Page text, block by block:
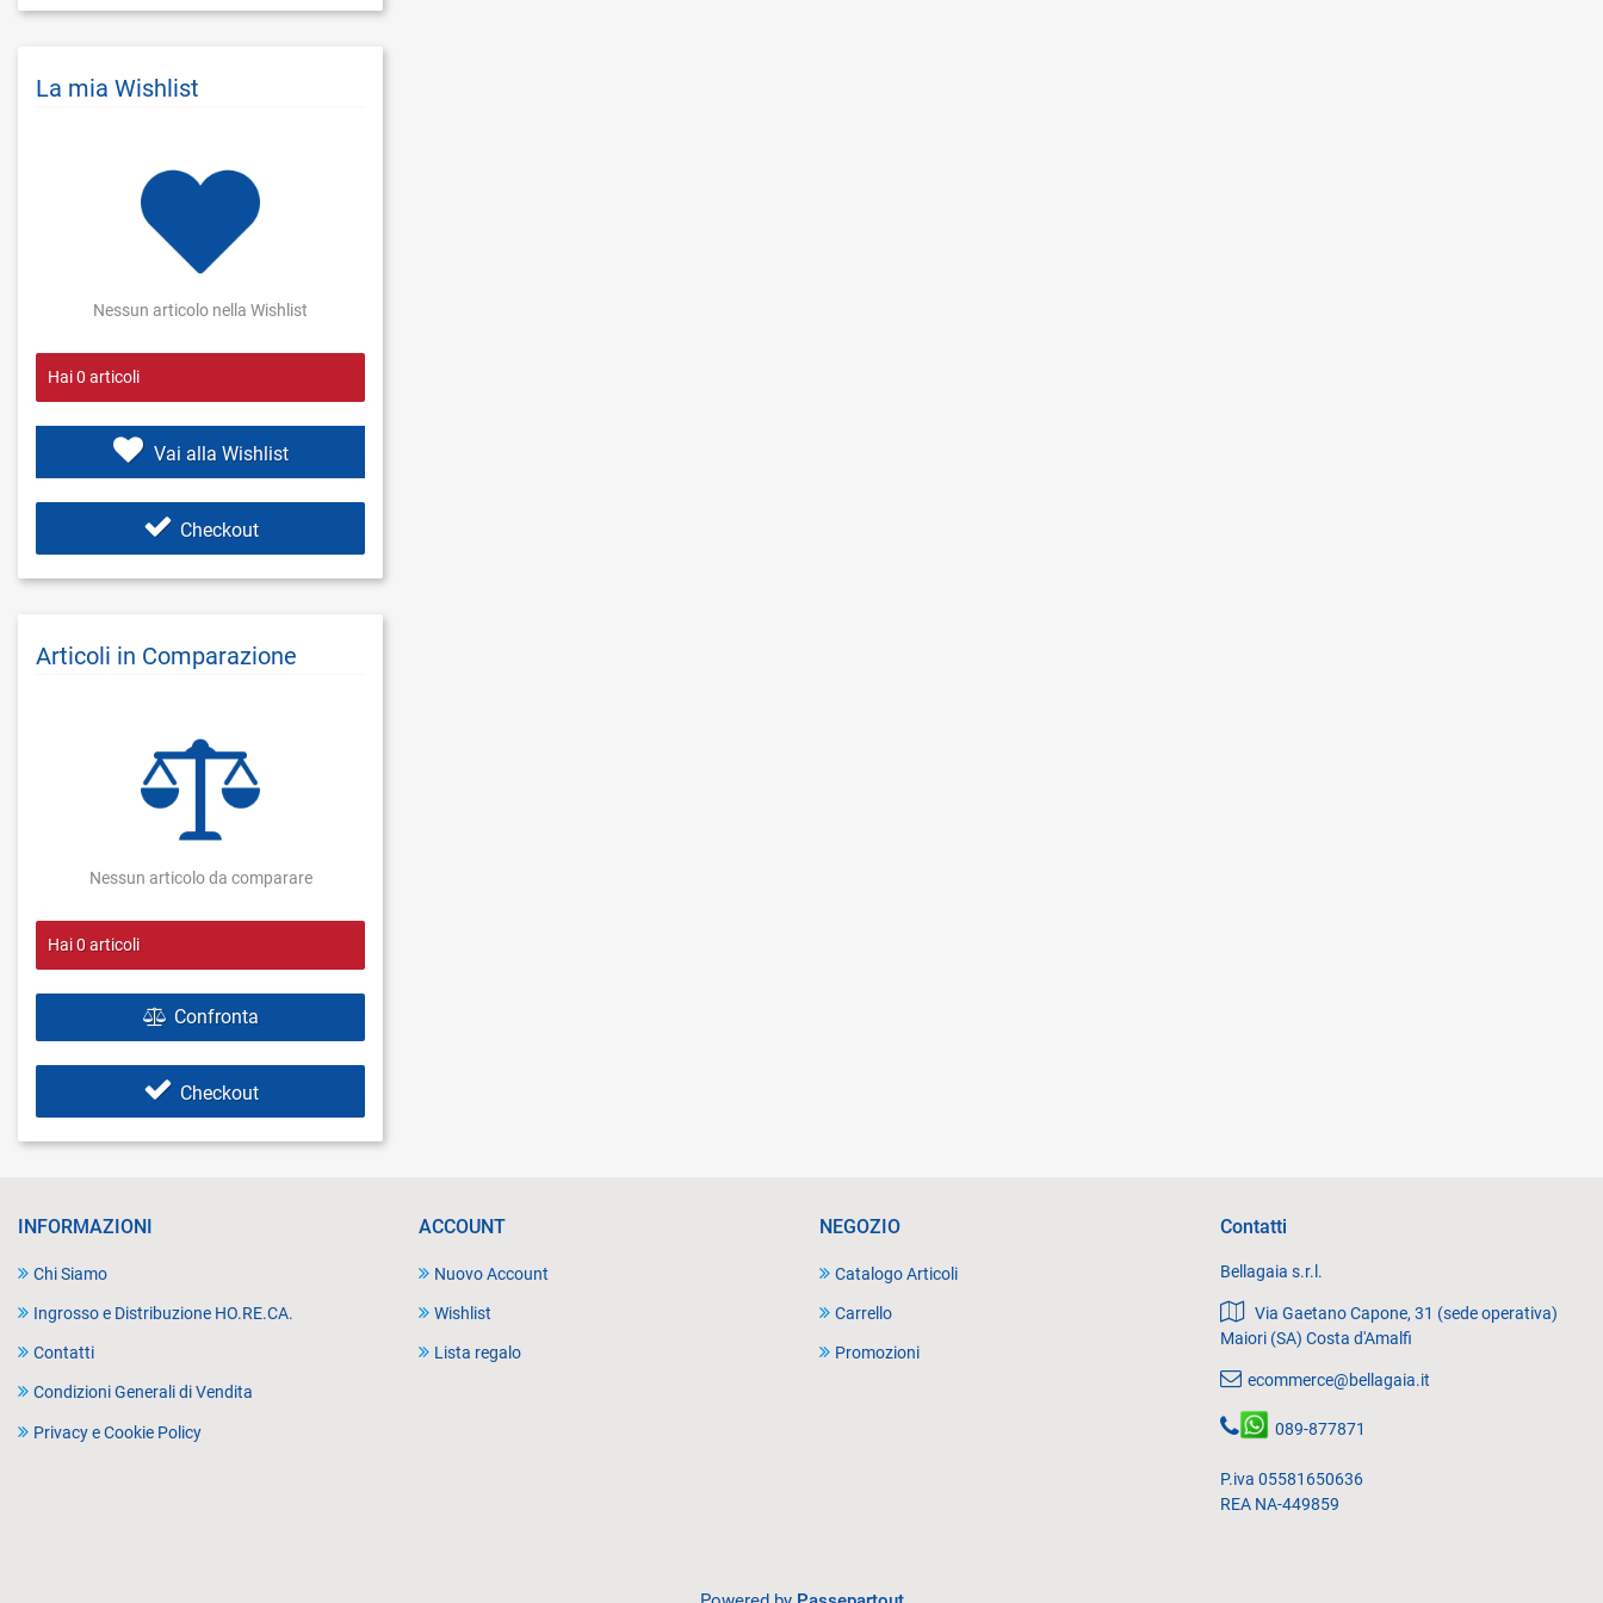
La mia Wishlist
Nessun articolo nella Wishlist
Hai0 articoli
Vai alla Wishlist
Checkout
Articoli in Comparazione
Nessun articolo da comparare
Hai0articoli
Confronta
Checkout
INFORMAZIONI
Chi Siamo
Ingrosso e Distribuzione HO.RE.CA.
Contatti
Condizioni Generali di Vendita
Privacy e Cookie Policy
ACCOUNT
Nuovo Account
Wishlist
Lista regalo
NEGOZIO
Catalogo Articoli
Carrello
Promozioni
Contatti
Bellagaia s.r.l.
Via Gaetano Capone, 31 (sede operativa)
Maiori (SA) Costa d'Amalfi
ecommerce@bellagaia.it
089-877871
P.iva 05581650636
REA NA-449859